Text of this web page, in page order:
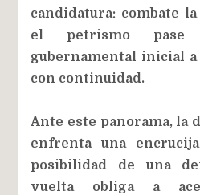
candidatura: combate
el petrismo pase
gubernamental inicial
con continuidad.
Ante este panorama, la
enfrenta una
posibilidad de una
vuelta obliga a